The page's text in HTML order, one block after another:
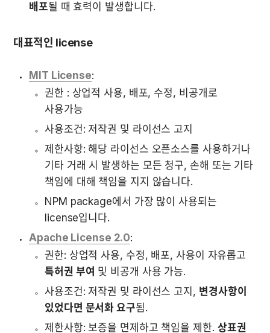
배포될 때 효력이 발생합니다.
대표적인 license
MIT License:
권한 : 상업적 사용, 배포, 수정, 비공개로
사용가능
사용조건: 저작권 및 라이선스 고지
제한사항: 해당 라이선스 오픈소스를 사용하거나
기타 거래 시 발생하는 모든 청구, 손해 또는 기타
책임에 대해 책임을 지지 않습니다.
NPM package에서 가장 많이 사용되는
license입니다.
Apache License 2.0:
특허권 부여 및 비공개 사용 가능.
사용조건: 저작권 및 라이선스 고지, 변경사항이
있었다면 문서화 요구됨.
제한사항: 보증을 면제하고 책임을 제한. 상표권